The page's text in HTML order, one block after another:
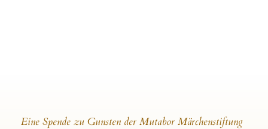
Eine Spende zu Gunsten der Mutabor Märchenstiftung